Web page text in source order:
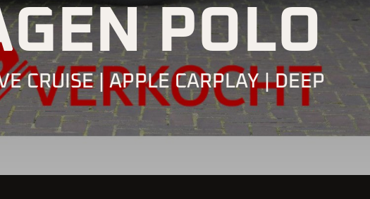
POLO
CRUISE | APPLE CARPLAY | DEEP